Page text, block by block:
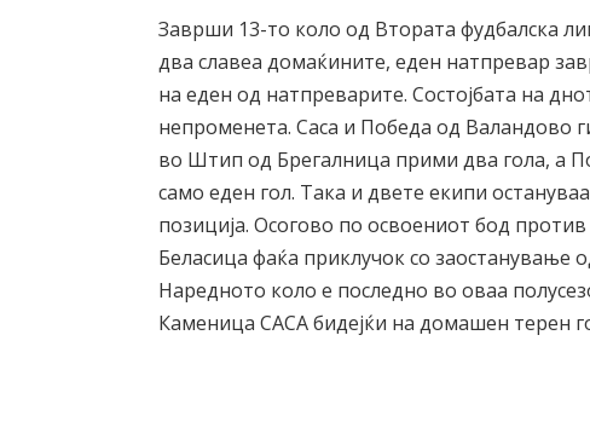
Заврши 13-то коло од Втората фудбалска
два славеа домаќините, еден натпревар
на еден од натпреварите. Состојбата на
непроменета. Саса и Победа од Валандово
во Штип од Брегалница прими два гола, а
само еден гол. Така и двете екипи
позиција. Осогово по освоениот бод
Беласица фаќа приклучок со заостанување
Наредното коло е последно во оваа
Каменица САСА бидејќи на домашен терен